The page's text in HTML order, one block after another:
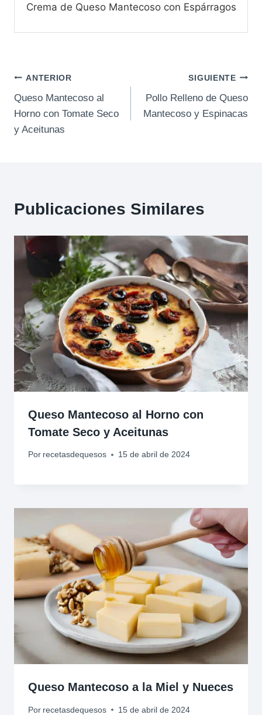
Crema de Queso Mantecoso con Espárragos
Navegación
de
entradas
ANTERIOR
Queso Mantecoso al
Horno con Tomate Seco
y Aceitunas
SIGUIENTE
Pollo Relleno de Queso
Mantecoso y Espinacas
Publicaciones Similares
Queso Mantecoso al Horno con
Tomate Seco y Aceitunas
Por recetasdequesos 15 de abril de 2024
Queso Mantecoso a la Miel y Nueces
Por recetasdequesos 15 de abril de 2024